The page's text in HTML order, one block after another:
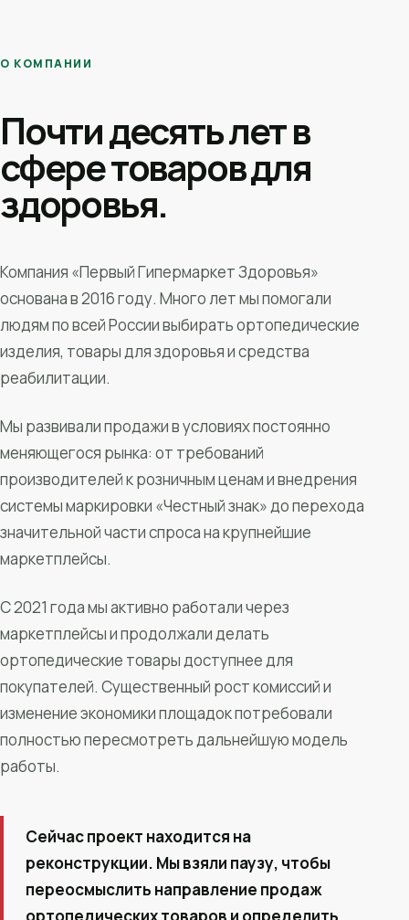
О КОМПАНИИ
Почти десять лет в
сфере товаров для
здоровья.
Компания «Первый Гипермаркет Здоровья»
основана в 2016 году. Много лет мы помогали
людям по всей России выбирать ортопедические
изделия, товары для здоровья и средства
реабилитации.
Мы развивали продажи в условиях постоянно
меняющегося рынка: от требований
производителей к розничным ценам и внедрения
системы маркировки «Честный знак» до перехода
значительной части спроса на крупнейшие
маркетплейсы.
С 2021 года мы активно работали через
маркетплейсы и продолжали делать
ортопедические товары доступнее для
покупателей. Существенный рост комиссий и
изменение экономики площадок потребовали
полностью пересмотреть дальнейшую модель
работы.
Сейчас проект находится на
реконструкции. Мы взяли паузу, чтобы
переосмыслить направление продаж